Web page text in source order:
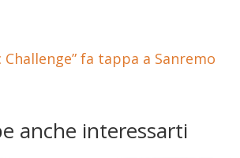
Challenge” fa tappa a Sanremo
anche interessarti